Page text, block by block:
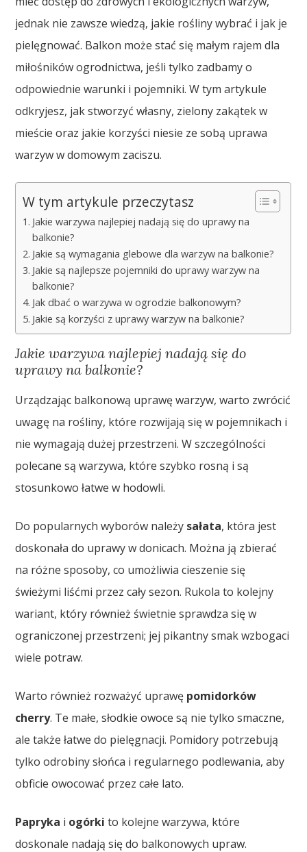
jednak nie zawsze wiedzą, jakie rośliny wybrać i jak je
pielęgnować. Balkon może stać się małym rajem dla
miłośników ogrodnictwa, jeśli tylko zadbamy o
odpowiednie warunki i pojemniki. W tym artykule
odkryjesz, jak stworzyć własny, zielony zakątek w
mieście oraz jakie korzyści niesie ze sobą uprawa
warzyw w domowym zaciszu.
W tym artykule przeczytasz
Jakie warzywa najlepiej nadają się do uprawy na
balkonie?
Jakie są wymagania glebowe dla warzyw na balkonie?
Jakie są najlepsze pojemniki do uprawy warzyw na
balkonie?
Jak dbać o warzywa w ogrodzie balkonowym?
Jakie są korzyści z uprawy warzyw na balkonie?
Jakie warzywa najlepiej nadają się do
uprawy na balkonie?
Urządzając balkonową uprawę warzyw, warto zwrócić
uwagę na rośliny, które rozwijają się w pojemnikach i
nie wymagają dużej przestrzeni. W szczególności
polecane są warzywa, które szybko rosną i są
stosunkowo łatwe w hodowli.
Do popularnych wyborów należy sałata, która jest
doskonała do uprawy w donicach. Można ją zbierać
na różne sposoby, co umożliwia cieszenie się
świeżymi liśćmi przez cały sezon. Rukola to kolejny
wariant, który również świetnie sprawdza się w
ograniczonej przestrzeni; jej pikantny smak wzbogaci
wiele potraw.
Warto również rozważyć uprawę pomidorków
cherry. Te małe, słodkie owoce są nie tylko smaczne,
ale także łatwe do pielęgnacji. Pomidory potrzebują
tylko odrobiny słońca i regularnego podlewania, aby
obficie owocować przez całe lato.
Papryka i ogórki to kolejne warzywa, które
doskonale nadają się do balkonowych upraw.